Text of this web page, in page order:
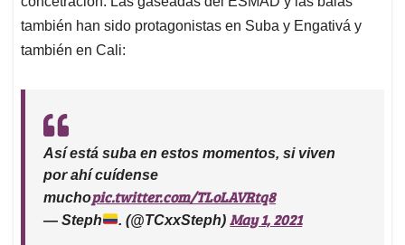
también han sido protagonistas en Suba y Engativá y
también en Cali:
Así está suba en estos momentos, si viven
por ahí cuídense
muchopic.twitter.com/TLoLAVRtq8
— Steph . (@TCxxSteph)May 1, 2021